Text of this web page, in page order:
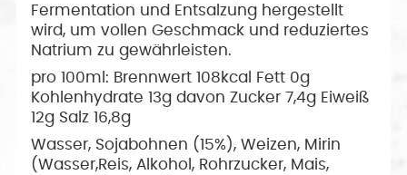
Fermentation und Entsalzung hergestellt
wird, um vollen Geschmack und reduziertes
Natrium zu gewährleisten.
pro 100ml: Brennwert 108kcal Fett 0g
Kohlenhydrate 13g davon Zucker 7,4g Eiweiß
12g Salz 16,8g
Wasser, Sojabohnen (15%), Weizen, Mirin
(Wasser,Reis, Alkohol, Rohrzucker, Mais,